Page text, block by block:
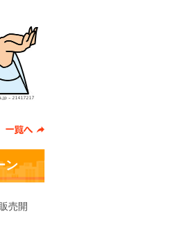
ン
売開